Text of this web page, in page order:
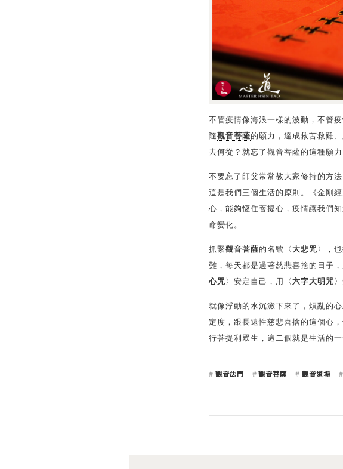
不管疫情像海浪一樣的波動，不管
隨觀音菩薩的願力，達成救苦救難
去何從？就忘了觀音菩薩的這種願力
不要忘了師父常常教大家修持的方
這是我們三個生活的原則。《金剛
心，能夠恆住菩提心，疫情讓我們
命變化。
抓緊觀音菩薩的名號〈 大悲咒 〉，
難，每天都是過著慈悲喜捨的日子，
心咒 〉安定自己，用〈 六字大明咒
就像浮動的水沉澱下來了，煩亂的
定度，跟長遠性慈悲喜捨的這個心
行菩提利眾生，這二個就是生活的一
觀音法門 觀音菩薩 觀音道場